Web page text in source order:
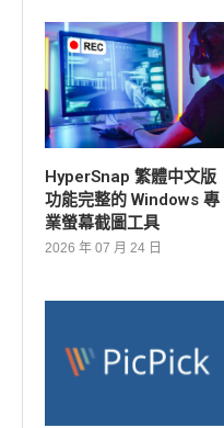
HyperSnap 繁體中文版｜
功能完整的 Windows 專
業螢幕截圖工具
2026 年 07 月 24 日